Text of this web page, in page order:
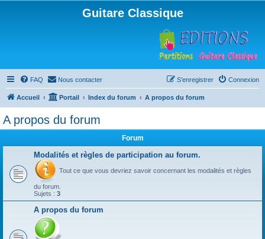
Guitare Classique
FAQ Nous contacter Connexion
S’enregistrer
Accueil Portail Index du forum A propos du forum
A propos du forum
Forum
Modalités et règles de participation au forum.
Tout ce que vous devriez savoir concernant les modalités et règles
du forum.
Sujets : 3
A propos du forum